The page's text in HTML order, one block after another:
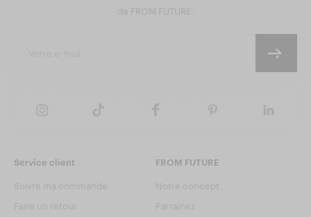
de FROM FUTURE.
Service client
Suivre ma commande
Faire un retour
FROM FUTURE
Notre concept
Parrainez